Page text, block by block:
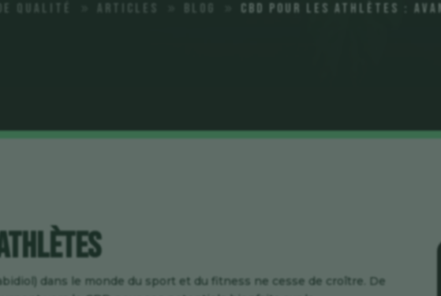
qualité Articles CBD pour les Athlètes :
dans le monde du sport et du fitness ne cesse de croître. De